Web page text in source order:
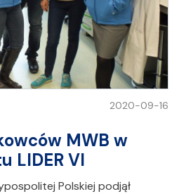
2020-09-16
MWB w
LIDER VI
Polskiej podjął